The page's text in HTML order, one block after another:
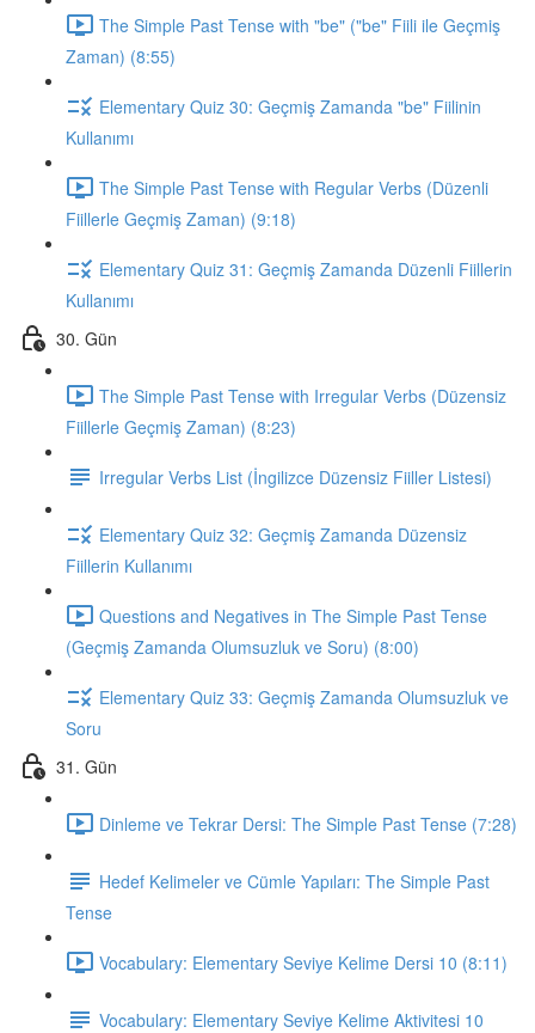
The Simple Past Tense with "be" ("be" Fiili ile Geçmiş
Zaman) (8:55)
Elementary Quiz 30: Geçmiş Zamanda "be" Fiilinin
Kullanımı
The Simple Past Tense with Regular Verbs (Düzenli
Fiillerle Geçmiş Zaman) (9:18)
Elementary Quiz 31: Geçmiş Zamanda Düzenli Fiillerin
Kullanımı
30. Gün
The Simple Past Tense with Irregular Verbs (Düzensiz
Fiillerle Geçmiş Zaman) (8:23)
Irregular Verbs List (İngilizce Düzensiz Fiiller Listesi)
Elementary Quiz 32: Geçmiş Zamanda Düzensiz
Fiillerin Kullanımı
Questions and Negatives in The Simple Past Tense
(Geçmiş Zamanda Olumsuzluk ve Soru) (8:00)
Elementary Quiz 33: Geçmiş Zamanda Olumsuzluk ve
Soru
31. Gün
Dinleme ve Tekrar Dersi: The Simple Past Tense (7:28)
Hedef Kelimeler ve Cümle Yapıları: The Simple Past
Tense
Vocabulary: Elementary Seviye Kelime Dersi 10 (8:11)
Vocabulary: Elementary Seviye Kelime Aktivitesi 10